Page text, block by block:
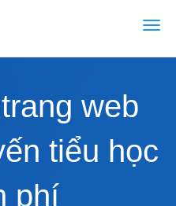
web
tiểu học
phí